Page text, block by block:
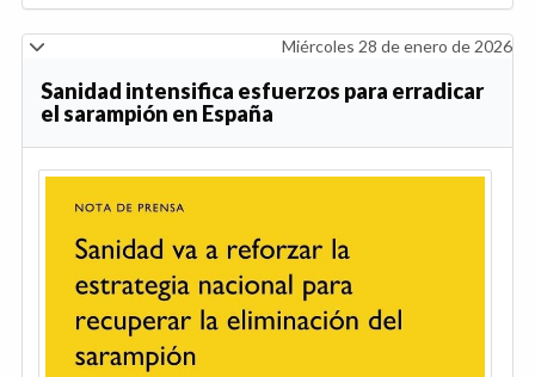
Miércoles 28 de enero de 2026
Sanidad intensifica esfuerzos para erradicar
el sarampión en España